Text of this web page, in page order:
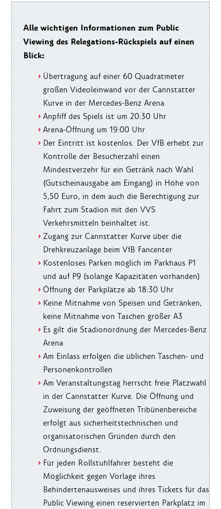
Alle wichtigen Informationen zum Public
Viewing des Relegations-Rückspiels auf einen
Blick:
Übertragung auf einer 60 Quadratmeter
großen Videoleinwand vor der Cannstatter
Kurve in der Mercedes-Benz Arena
Anpfiff des Spiels ist um 20:30 Uhr
Arena-Öffnung um 19:00 Uhr
Der Eintritt ist kostenlos. Der VfB erhebt zur
Kontrolle der Besucherzahl einen
Mindestverzehr für ein Getränk nach Wahl
(Gutscheinausgabe am Eingang) in Höhe von
5,50 Euro, in dem auch die Berechtigung zur
Fahrt zum Stadion mit den VVS
Verkehrsmitteln beinhaltet ist.
Zugang zur Cannstatter Kurve über die
Drehkreuzanlage beim VfB Fancenter
Kostenloses Parken möglich im Parkhaus P1
und auf P9 (solange Kapazitäten vorhanden)
Öffnung der Parkplätze ab 18:30 Uhr
Keine Mitnahme von Speisen und Getränken,
keine Mitnahme von Taschen größer A3
Es gilt die Stadionordnung der Mercedes-Benz
Arena
Am Einlass erfolgen die üblichen Taschen- und
Personenkontrollen
Am Veranstaltungstag herrscht freie Platzwahl
in der Cannstatter Kurve. Die Öffnung und
Zuweisung der geöffneten Tribünenbereiche
erfolgt aus sicherheitstechnischen und
organisatorischen Gründen durch den
Ordnungsdienst.
Für jeden Rollstuhlfahrer besteht die
Möglichkeit gegen Vorlage ihres
Behindertenausweises und ihres Tickets für das
Public Viewing einen reservierten Parkplatz im